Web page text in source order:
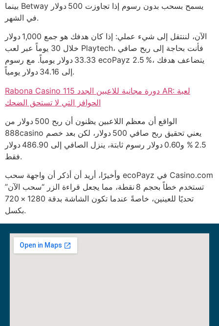
بينما Betway يسمح بسحب بدون رسوم إذا تجاوزت 500 دولار
في الشهر.
الآن، لننتقل إلى شيء عملي: إذا كان هدفك هو جمع 1,000 دولار
خلال 30 يوماً عبر لعب Playtech، فأنت بحاجة إلى ربح صافي
33.33 دولار يومياً. مع رسوم ecoPayz 2.5 %، يتضاعف هدفك
إلى 34.16 دولار يومياً.
Rabona Casino 115 دورة مجانية للاعبين الجدد AR: لعبة
الحوافز التي لا تستحق الضحك
الواقع أن معظم اللاعبين يظنون أن ربح 500 دولار من
888casino يعني تحقيق ربح صافي 500 دولار، لكن بعد خصم
2.5 % و0.60 دولار رسوم ثابتة، ينزل الصافي إلى 486.90 دولار
فقط.
وأخيرًا، أريد أن أذكر أن واجهة سحب ecoPayz في Casino.com
تستخدم خطاً بحجم 8 نقطة، مما يجعل قراءة الزر “سحب الآن”
تحديًا للعينين، خاصةً عندما تكون الشاشة بدقة 1280 × 720
بكسل.